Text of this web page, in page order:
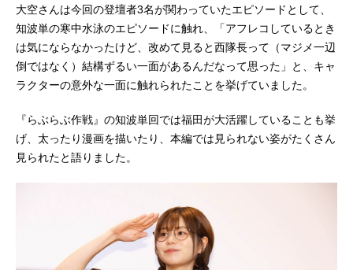
大空さんは今回の登壇者3名が関わっていたエピソードとして、
知波単の寒中水泳のエピソードに触れ、「アフレコしているとき
は気にならなかったけど、改めて見ると西隊長って（マジメ一辺
倒ではなく）結構ずるい一面があるんだなって思った」と、キャ
ラクターの意外な一面に触れられたことを挙げていました。
『らぶらぶ作戦』の知波単回では福田が大活躍していることも挙
げ、太ったり漫画を描いたり、本編では見られない姿がたくさん
見られたと語りました。